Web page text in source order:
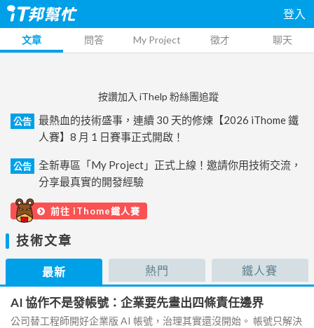
登入
文章 問答 My Project 徵才 聊天
按讚加入 iThelp 粉絲團追蹤
公告
最熱血的技術盛事，連續 30 天的修煉【2026 iThome 鐵
人賽】8 月 1 日賽事正式開啟！
公告
全新專區「My Project」正式上線！邀請你用技術交流，
分享最真實的開發經驗
前往 iThome鐵人賽
技術文章
最新 熱門 鐵人賽
AI 協作不是發帳號：企業要先畫出四條責任邊界
公司替工程師開好企業版 AI 帳號，治理其實還沒開始。 帳號只解決